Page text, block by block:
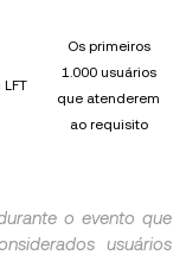
LFT
Os primeiros
1.000 usuários
que atenderem
ao requisito
o evento que
usuários